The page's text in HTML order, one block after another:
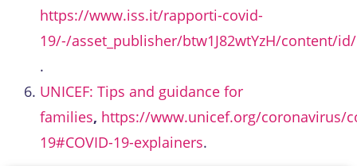
https://www.iss.it/rapporti-covid-
19/-/asset_publisher/btw1J82wtYzH/content/
.
UNICEF: Tips and guidance for
families, https://www.unicef.org/coronavirus/
19#COVID-19-explainers.